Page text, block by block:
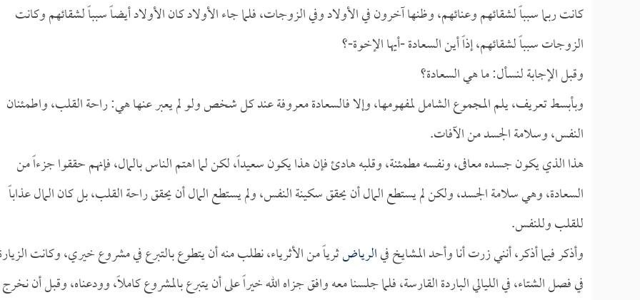
كانت ربما سبباً لشقائهم وعنائهم، وظنها آخرون في الأولاد وفي الزوجات، فلما جاء الأولاد كان الأولاد أيضاً سبباً لشقائهم وكانت
الزوجات سبباً لشقائهم، إذاً أين السعادة -أيها الإخوة-؟
وقبل الإجابة لنسأل: ما هي السعادة؟
وبأبسط تعريف، يلم المجموع الشامل لمفهومها، وإلا فالسعادة معروفة عند كل شخص ولو لم يعبر عنها هي: راحة القلب، واطمئنان
النفس، وسلامة الجسد من الآفات.
هذا الذي يكون جسده معافى، ونفسه مطمئنة، وقلبه هادئ فإن هذا يكون سعيداً، لكن لما اهتم الناس بالمال، فإنهم حققوا جزءاً من
السعادة، وهي سلامة الجسد، ولكن لم يستطع المال أن يحقق سكينة النفس، ولم يستطع المال أن يحقق راحة القلب، بل كان المال عذاباً
للقلب وللنفس.
وأذكر فيما أذكر، أنني زرت أنا وأحد المشايخ فيالرياضثرياً من الأثرياء، نطلب منه أن يتطوع بالتبرع في مشروع خيري، وكانت
في فصل الشتاء، في الليالي الباردة القارسة، فلما جلسنا معه وافق جزاه الله خيراً على أن يتبرع بالمشروع كاملاً، وودعناه، وقبل أن نخرج